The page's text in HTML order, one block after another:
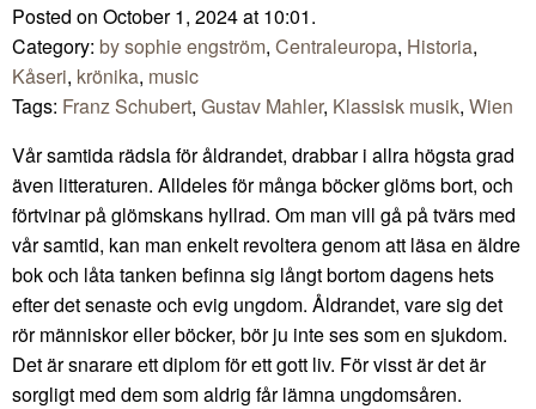
Posted on October 1, 2024 at 10:01.
Category: by sophie engström, Centraleuropa, Historia,
Kåseri, krönika, music
Tags: Franz Schubert, Gustav Mahler, Klassisk musik, Wien
Vår samtida rädsla för åldrandet, drabbar i allra högsta grad
även litteraturen. Alldeles för många böcker glöms bort, och
förtvinar på glömskans hyllrad. Om man vill gå på tvärs med
vår samtid, kan man enkelt revoltera genom att läsa en äldre
bok och låta tanken befinna sig långt bortom dagens hets
efter det senaste och evig ungdom. Åldrandet, vare sig det
rör människor eller böcker, bör ju inte ses som en sjukdom.
Det är snarare ett diplom för ett gott liv. För visst är det är
sorgligt med dem som aldrig får lämna ungdomsåren.